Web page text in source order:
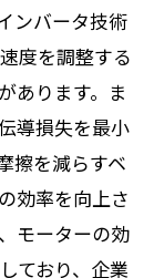
ンバータ技術
度を調整する
あります。ま
導損失を最小
擦を減らすベ
効率を向上さ
モーターの効
ており、企業